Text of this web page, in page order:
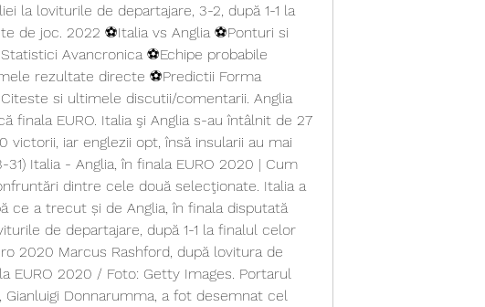
la loviturile de departajare, 3-2, după 1-1 la
de joc. 2022 ⚽Italia vs Anglia ⚽Ponturi si
Avancronica ⚽Echipe probabile
rezultate directe ⚽Predictii Forma
si ultimele discutii/comentarii. Anglia
finala EURO. Italia şi Anglia s-au întâlnit de 27
victorii, iar englezii opt, însă insularii au mai
Italia - Anglia, în finala EURO 2020 | Cum
dintre cele două selecţionate. Italia a
ce a trecut și de Anglia, în finala disputată
de departajare, după 1-1 la finalul celor
2020 Marcus Rashford, după lovitura de
EURO 2020 / Foto: Getty Images. Portarul
Gianluigi Donnarumma, a fot desemnat cel